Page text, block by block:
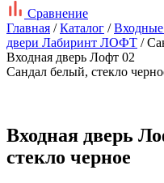
Сравнение
Главная /Каталог /Входные
двери Лабиринт ЛОФТ /
Входная дверь Лофт 02
Сандал белый, стекло
Входная дверь
стекло черное